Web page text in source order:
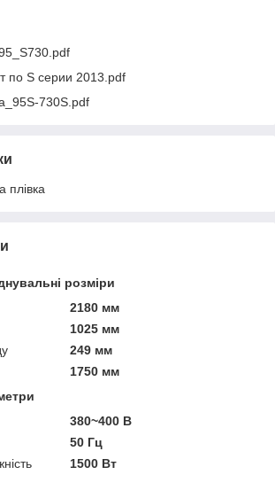
по S серии 2013.pdf
730S.pdf
плівка
розміри
2180 мм
1025 мм
249 мм
1750 мм
380~400 В
50 Гц
1500 Вт